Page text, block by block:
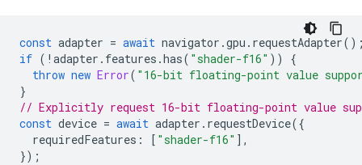
const adapter = await navigator .gpu . requestAdapter
if ( ! adapter . features .has( "shader-f16" ))
{
throw new Error( "16-bit floating-point value
}
// Explicitly request 16-bit floating-point value
const device = await adapter . requestDevice({
requiredFeatures : [ "shader-f16" ],
});